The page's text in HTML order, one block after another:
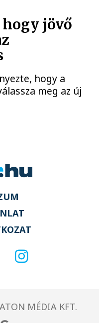
hogy jövő
hogy a
meg az új
MÉDIA KFT.